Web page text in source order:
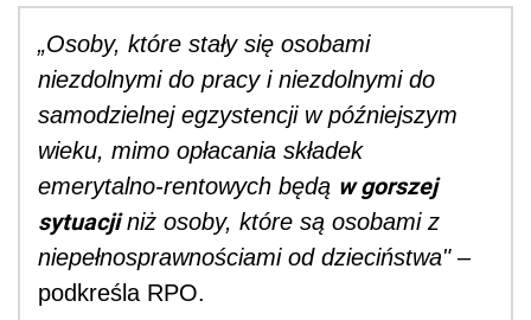
„Osoby, które stały się osobami
niezdolnymi do pracy i niezdolnymi do
samodzielnej egzystencji w późniejszym
wieku, mimo opłacania składek
emerytalno-rentowych będą w gorszej
sytuacjiniż osoby, które są osobami z
niepełnosprawnościami od dzieciństwa"–
podkreśla RPO.